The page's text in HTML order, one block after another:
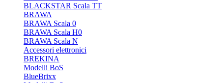
BLACKSTAR Scala TT
BRAWA
BRAWA Scala 0
BRAWA Scala H0
BRAWA Scala N
Accessori elettronici
BREKINA
Modelli BoS
BlueBrixx